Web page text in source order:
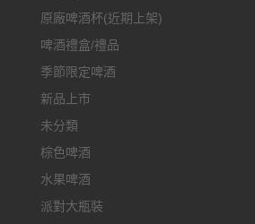
原廠啤酒杯(近期上架)
啤酒禮盒/禮品
季節限定啤酒
新品上市
未分類
棕色啤酒
水果啤酒
派對大瓶裝